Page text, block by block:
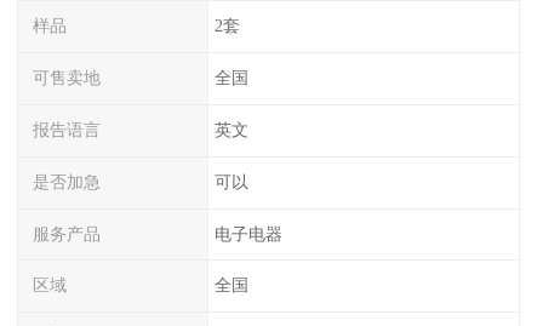
样品 2套
可售卖地 全国
报告语言 英文
是否加急 可以
服务产品 电子电器
区域 全国